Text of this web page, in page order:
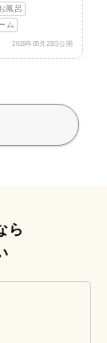
風呂
ム
2019年05月23日公開
ら